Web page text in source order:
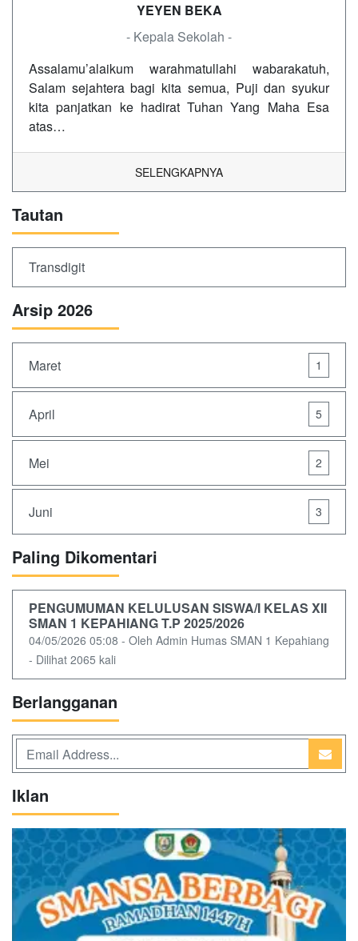
YEYEN BEKA
- Kepala Sekolah -
Assalamu’alaikum warahmatullahi wabarakatuh,
Salam sejahtera bagi kita semua, Puji dan syukur
kita panjatkan ke hadirat Tuhan Yang Maha Esa
atas…
SELENGKAPNYA
Tautan
Transdigit
Arsip 2026
Maret 1
April 5
Mei 2
Juni 3
Paling Dikomentari
PENGUMUMAN KELULUSAN SISWA/I KELAS XII
SMAN 1 KEPAHIANG T.P 2025/2026
04/05/2026 05:08 - Oleh Admin Humas SMAN 1 Kepahiang
- Dilihat 2065 kali
Berlangganan
Iklan